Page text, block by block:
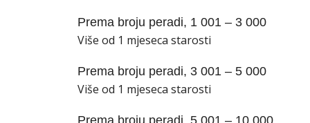
Prema broju peradi, 1 001 – 3 000
Više od 1 mjeseca starosti
Prema broju peradi, 3 001 – 5 000
Više od 1 mjeseca starosti